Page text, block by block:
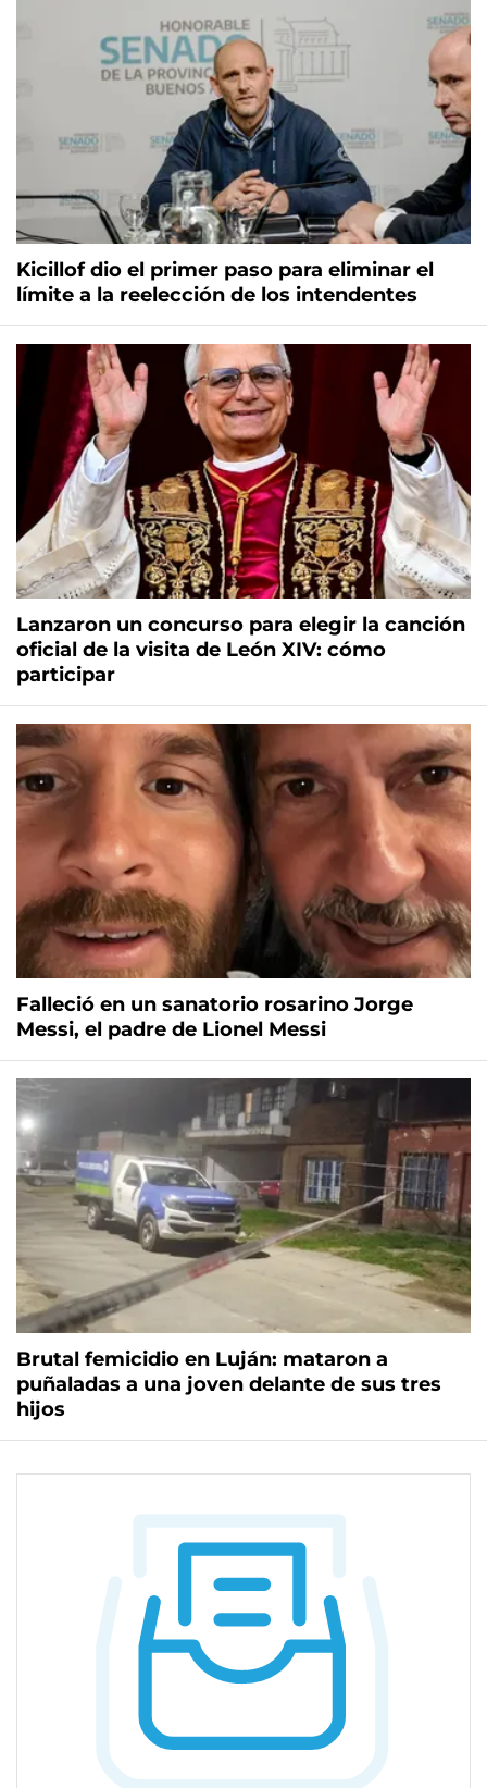
Kicillof dio el primer paso para eliminar el
límite a la reelección de los intendentes
Lanzaron un concurso para elegir la canción
oficial de la visita de León XIV: cómo
participar
Falleció en un sanatorio rosarino Jorge
Messi, el padre de Lionel Messi
Brutal femicidio en Luján: mataron a
puñaladas a una joven delante de sus tres
hijos